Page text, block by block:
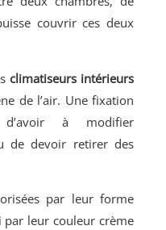
couvrir ces deux
climatiseurs intérieurs
de l’air. Une fixation
à modifier
de devoir retirer des
par leur forme
par leur couleur crème